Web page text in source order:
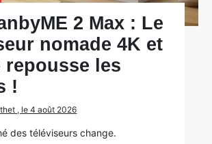
2 Max : Le
nomade 4K et
repousse les
!
, le 4 août 2026
des téléviseurs change.